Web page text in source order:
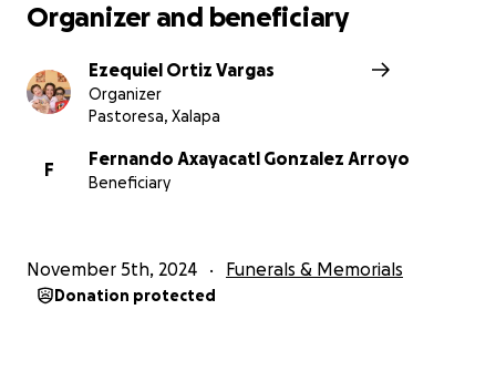
Organizer and beneficiary
Ezequiel Ortiz Vargas
Organizer
Pastoresa, Xalapa
F
Fernando Axayacatl Gonzalez Arroyo
Beneficiary
November 5th, 2024 Funerals & Memorials
Donation protected